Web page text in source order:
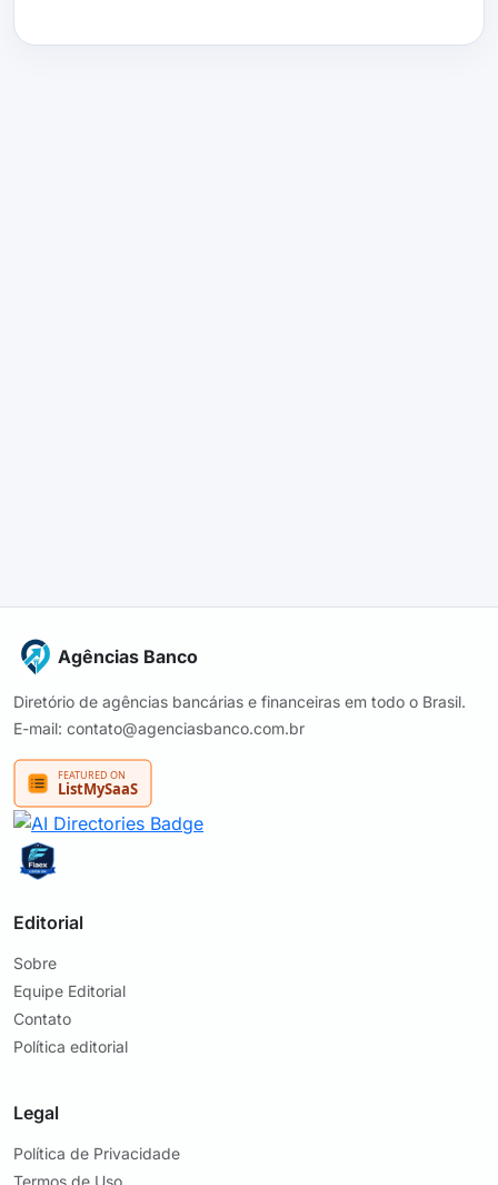
Agências Banco
Diretório de agências bancárias e financeiras em todo o Brasil.
E-mail: contato@agenciasbanco.com.br
Editorial
Sobre
Equipe Editorial
Contato
Política editorial
Legal
Política de Privacidade
Termos de Uso